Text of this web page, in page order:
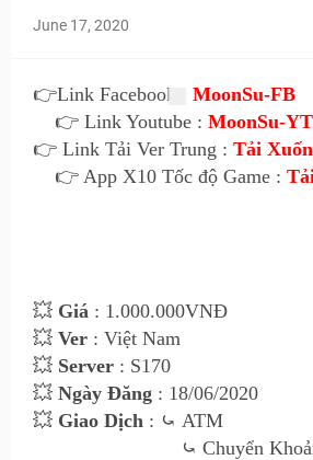
June 17, 2020
👉Link Facebook : MoonSu-FB
👉 Link Youtube : MoonSu-
👉 Link Tải Ver Trung : Tải
👉 App X10 Tốc độ Game :
💥 Giá : 1.000.000VNĐ
💥 Ver : Việt Nam
💥 Server : S170
💥 Ngày Đăng : 18/06/2020
💥 Giao Dịch : ⤿ ATM
⤿ Chuyển